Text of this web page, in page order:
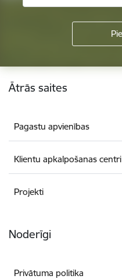
Kājene
Ātrās saites
Pagastu apvienības
Klientu apkalpošanas centri
Projekti
Noderīgi
Privātuma politika